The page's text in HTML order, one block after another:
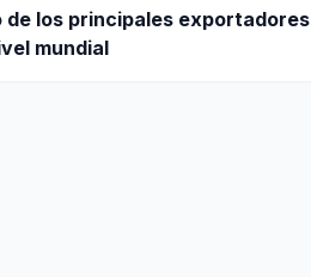
de los principales exportadores
mundial